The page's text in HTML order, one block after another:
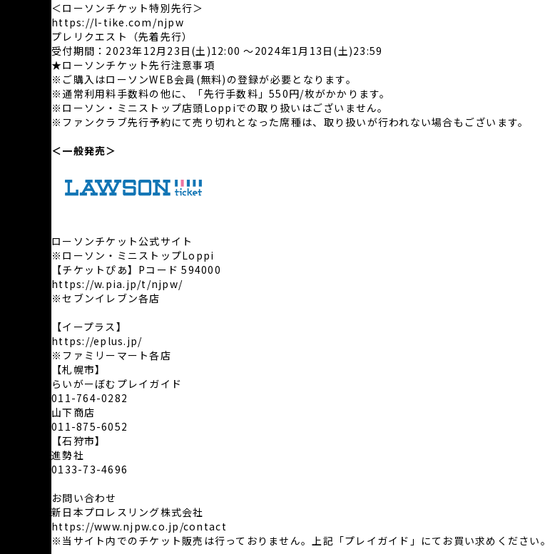
＜ローソンチケット特別先行＞
https://l-tike.com/njpw
プレリクエスト（先着先行）
受付期間：2023年12月23日(土)12:00 ～2024年1月13日(土)23:59
★ローソンチケット先行注意事項
※ご購入はローソンWEB会員(無料)の登録が必要となります。
※通常利用料手数料の他に、「先行手数料」550円/枚がかかります。
※ローソン・ミニストップ店頭Loppiでの取り扱いはございません。
※ファンクラブ先行予約にて売り切れとなった席種は、取り扱いが行われない場合もございます。
＜一般発売＞
ローソンチケット公式サイト
※ローソン・ミニストップLoppi
【チケットぴあ】Pコード 594000
https://w.pia.jp/t/njpw/
※セブンイレブン各店
【イープラス】
https://eplus.jp/
※ファミリーマート各店
【札幌市】
らいがーぼむプレイガイド
011-764-0282
山下商店
011-875-6052
【石狩市】
進勢社
0133-73-4696
お問い合わせ
新日本プロレスリング株式会社
https://www.njpw.co.jp/contact
※当サイト内でのチケット販売は行っておりません。上記「プレイガイド」にてお買い求めください。